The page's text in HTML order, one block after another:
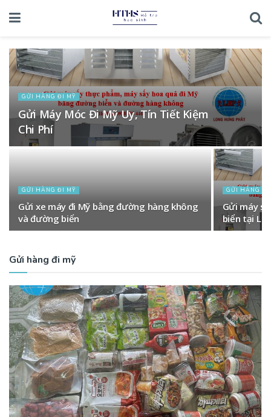
GỬI HÀNG ĐI MỸ
Gửi Máy Móc Đi Mỹ Uy, Tín Tiết Kiệm
Chi Phí
GỬI HÀNG ĐI MỸ
Gửi xe máy đi Mỹ bằng đường hàng không
và đường biển
GỬI HÀNG ĐI
Gửi máy
biển tại
Gửi hàng đi mỹ